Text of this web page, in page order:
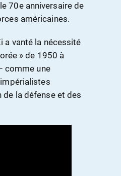
70e anniversaire de
américaines.
a vanté la nécessité
» de 1950 à
comme une
la défense et des